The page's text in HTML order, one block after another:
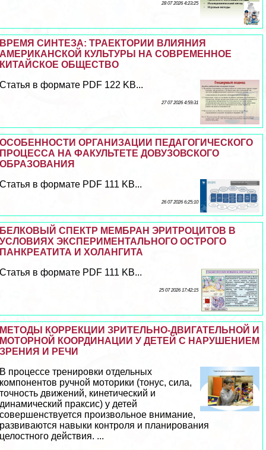
28 07 2026 4:23:25
ВРЕМЯ СИНТЕЗА: ТРАЕКТОРИИ ВЛИЯНИЯ
АМЕРИКАНСКОЙ КУЛЬТУРЫ НА СОВРЕМЕННОЕ
КИТАЙСКОЕ ОБЩЕСТВО
Статья в формате PDF 122 KB...
27 07 2026 4:59:31
ОСОБЕННОСТИ ОРГАНИЗАЦИИ ПЕДАГОГИЧЕСКОГО
ПРОЦЕССА НА ФАКУЛЬТЕТЕ ДОВУЗОВСКОГО
ОБРАЗОВАНИЯ
Статья в формате PDF 111 KB...
26 07 2026 6:25:10
БЕЛКОВЫЙ СПЕКТР МЕМБРАН ЭРИТРОЦИТОВ В
УСЛОВИЯХ ЭКСПЕРИМЕНТАЛЬНОГО ОСТРОГО
ПАНКРЕАТИТА И ХОЛАНГИТА
Статья в формате PDF 111 KB...
25 07 2026 17:42:15
МЕТОДЫ КОРРЕКЦИИ ЗРИТЕЛЬНО-ДВИГАТЕЛЬНОЙ И
МОТОРНОЙ КООРДИНАЦИИ У ДЕТЕЙ С НАРУШЕНИЕМ
ЗРЕНИЯ И РЕЧИ
В процессе тренировки отдельных
компонентов ручной моторики (тонус, сила,
точность движений, кинетический и
динамический пpaксис) у детей
совершенствуется произвольное внимание,
развиваются навыки контроля и планирования
целостного действия. ...